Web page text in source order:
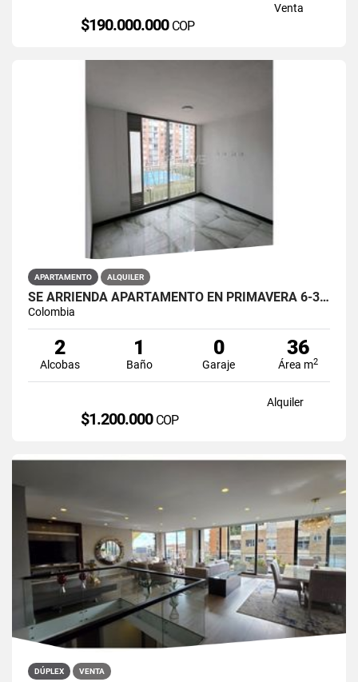
Venta
$190.000.000 COP
APARTAMENTO ALQUILER
SE ARRIENDA APARTAMENTO EN PRIMAVERA 6-39 ET 2 PISO 3 PARS ESTRENAR
Colombia
2
Alcobas
1
Baño
0
Garaje
36
Área m2
Alquiler
$1.200.000 COP
DÚPLEX VENTA